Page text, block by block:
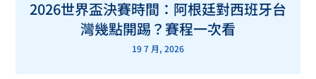
2026世界盃決賽時間：阿根廷對西班牙台
灣幾點開踢？賽程一次看
19 7 月, 2026